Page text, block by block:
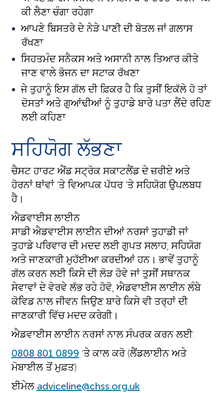
ਕੀ ਲੈਣਾ ਚੰਗਾ ਰਹੇਗਾ
ਆਪਣੇ ਬਿਸਤਰੇ ਦੇ ਨੇੜੇ ਪਾਣੀ ਦੀ ਬੋਤਲ ਜਾਂ ਗਲਾਸ
ਰੱਖਣਾ
ਸਿਹਤਮੰਦ ਸਨੈਕਸ ਅਤੇ ਅਸਾਨੀ ਨਾਲ ਤਿਆਰ ਕੀਤੇ
ਜਾਣ ਵਾਲੇ ਭੋਜਨ ਦਾ ਸਟਾਕ ਰੱਖਣਾ
ਜੇ ਤੁਹਾਨੂੰ ਇਸ ਗੱਲ ਦੀ ਫ਼ਿਕਰ ਹੈ ਕਿ ਤੁਸੀਂ ਇਕੱਲੇ ਹੋ ਤਾਂ
ਦੋਸਤਾਂ ਅਤੇ ਗੁਆਂਢੀਆਂ ਨੂੰ ਤੁਹਾਡੇ ਬਾਰੇ ਪਤਾ ਲੈਂਦੇ ਰਹਿਣ
ਲਈ ਕਹਿਣਾ
ਸਹਿਯੋਗ ਲੱਭਣਾ
ਚੈਸਟ ਹਾਰਟ ਐਂਡ ਸਟ੍ਰੋਕ ਸਕਾਟਲੈਂਡ ਦੇ ਜ਼ਰੀਏ ਅਤੇ
ਹੋਰਨਾਂ ਥਾਂਵਾਂ ‘ਤੇ ਵਿਆਪਕ ਪੱਧਰ ‘ਤੇ ਸਹਿਯੋਗ ਉਪਲਬਧ
ਹੈ।
ਐਡਵਾਈਸ ਲਾਈਨ
ਸਾਡੀ ਐਡਵਾਈਸ ਲਾਈਨ ਦੀਆਂ ਨਰਸਾਂ ਤੁਹਾਡੀ ਜਾਂ
ਤੁਹਾਡੇ ਪਰਿਵਾਰ ਦੀ ਮਦਦ ਲਈ ਗੁਪਤ ਸਲਾਹ, ਸਹਿਯੋਗ
ਅਤੇ ਜਾਣਕਾਰੀ ਮੁਹੱਈਆ ਕਰਦੀਆਂ ਹਨ। ਭਾਵੇਂ ਤੁਹਾਨੂੰ
ਗੱਲ ਕਰਨ ਲਈ ਕਿਸੇ ਦੀ ਲੋੜ ਹੋਵੇ ਜਾਂ ਤੁਸੀਂ ਸਥਾਨਕ
ਸੇਵਾਵਾਂ ਦੇ ਵੇਰਵੇ ਲੱਭ ਰਹੇ ਹੋਵੋ, ਐਡਵਾਈਸ ਲਾਈਨ ਲੰਬੇ
ਕੋਵਿਡ ਨਾਲ ਜੀਵਨ ਜਿਉਣ ਬਾਰੇ ਕਿਸੇ ਵੀ ਤਰ੍ਹਾਂ ਦੀ
ਜਾਣਕਾਰੀ ਵਿੱਚ ਮਦਦ ਕਰੇਗੀ।
ਐਡਵਾਈਸ ਲਾਈਨ ਨਰਸਾਂ ਨਾਲ ਸੰਪਰਕ ਕਰਨ ਲਈ:
0808 801 0899 ‘ਤੇ ਕਾਲ ਕਰੋ (ਲੈਂਡਲਾਈਨ ਅਤੇ
ਮੋਬਾਈਲ ਤੋਂ ਮੁਫ਼ਤ)
ਈਮੇਲ adviceline@chss.org.uk